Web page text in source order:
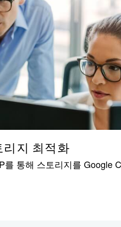
리지 최적화
를 통해 스토리지를 Google